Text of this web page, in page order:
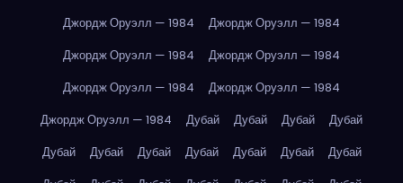
Джордж Оруэлл — 1984
Джордж Оруэлл — 1984
Джордж Оруэлл — 1984
Джордж Оруэлл — 1984
Джордж Оруэлл — 1984
Джордж Оруэлл — 1984
Джордж Оруэлл — 1984
Дубай Дубай Дубай
Дубай
Дубай
Дубай Дубай Дубай Дубай Дубай
Дубай